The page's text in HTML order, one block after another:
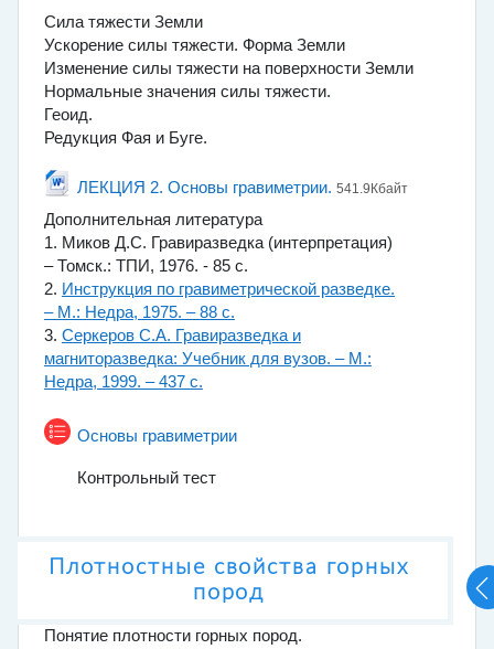
Сила тяжести Земли
Ускорение силы тяжести. Форма Земли
Изменение силы тяжести на поверхности Земли
Нормальные значения силы тяжести.
Геоид.
Редукция Фая и Буге.
ЛЕКЦИЯ 2. Основы гравиметрии. Файл
541.9Кбайт
Дополнительная литература
1. Миков Д.С. Гравиразведка (интерпретация)
– Томск.: ТПИ, 1976. - 85 с.
2. Инструкция по гравиметрической разведке.
– М.: Недра, 1975. – 88 с.
3. Серкеров С.А. Гравиразведка и
магниторазведка: Учебник для вузов. – М.:
Недра, 1999. – 437 с.
Основы гравиметрии
Контрольный тест
Плотностные свойства горных
пород
Понятие плотности горных пород.